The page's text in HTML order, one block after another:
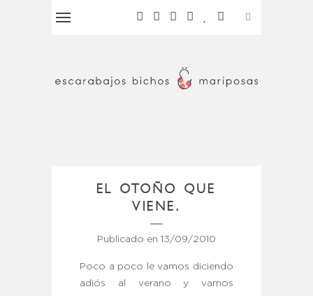
EL OTOÑO QUE
VIENE.
Publicado en 13/09/2010
Poco a poco le vamos diciendo
adiós al verano y vamos